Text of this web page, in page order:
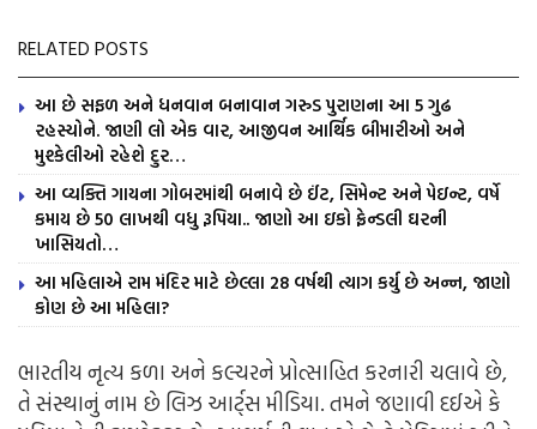
RELATED POSTS
આ છે સફળ અને ધનવાન બનાવાન ગરુડ પુરાણના આ 5 ગુઢ
રહસ્યોને. જાણી લો એક વાર, આજીવન આર્થિક બીમારીઓ અને
મુશ્કેલીઓ રહેશે દુર…
આ વ્યક્તિ ગાયના ગોબરમાંથી બનાવે છે ઈંટ, સિમેન્ટ અને પેઇન્ટ, વર્ષે
કમાય છે 50 લાખથી વધુ રૂપિયા.. જાણો આ ઇકો ફ્રેન્ડલી ઘરની
ખાસિયતો…
આ મહિલાએ રામ મંદિર માટે છેલ્લા 28 વર્ષથી ત્યાગ કર્યુ છે અન્ન, જાણો
કોણ છે આ મહિલા?
ભારતીય નૃત્ય કળા અને કલ્ચરને પ્રોત્સાહિત કરનારી ચલાવે છે,
તે સંસ્થાનું નામ છે લિઝ આર્ટ્સ મીડિયા. તમને જણાવી દઈએ કે